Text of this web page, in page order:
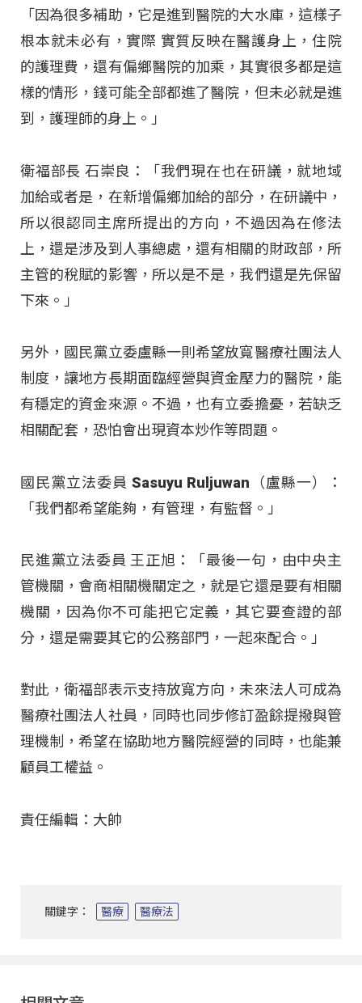
「因為很多補助，它是進到醫院的大水庫，這樣子
根本就未必有，實際 實質反映在醫護身上，住院
的護理費，還有偏鄉醫院的加乘，其實很多都是這
樣的情形，錢可能全部都進了醫院，但未必就是進
到，護理師的身上。」
衛福部長 石崇良：「我們現在也在研議，就地域
加給或者是，在新增偏鄉加給的部分，在研議中，
所以很認同主席所提出的方向，不過因為在修法
上，還是涉及到人事總處，還有相關的財政部，所
主管的稅賦的影響，所以是不是，我們還是先保留
下來。」
另外，國民黨立委盧縣一則希望放寬醫療社團法人
制度，讓地方長期面臨經營與資金壓力的醫院，能
有穩定的資金來源。不過，也有立委擔憂，若缺乏
相關配套，恐怕會出現資本炒作等問題。
國民黨立法委員 Sasuyu Ruljuwan（盧縣一）：
「我們都希望能夠，有管理，有監督。」
民進黨立法委員 王正旭：「最後一句，由中央主
管機關，會商相關機關定之，就是它還是要有相關
機關，因為你不可能把它定義，其它要查證的部
分，還是需要其它的公務部門，一起來配合。」
對此，衛福部表示支持放寬方向，未來法人可成為
醫療社團法人社員，同時也同步修訂盈餘提撥與管
理機制，希望在協助地方醫院經營的同時，也能兼
顧員工權益。
責任編輯：大帥
關鍵字： 醫療 醫療法